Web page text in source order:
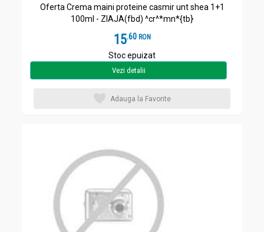
Oferta Crema maini proteine casmir unt shea 1+1
100ml - ZIAJA(fbd) ^cr^*mn*{tb}
15.6 RON
Stoc epuizat
Vezi detalii
Adauga la Favorite